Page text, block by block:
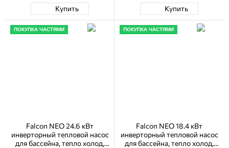
Купить Купить
ПОКУПКА ЧАСТЯМИ
Falcon NEO 24.6 кВт
инверторный тепловой насос
для бассейна, тепло холод,
ПОКУПКА ЧАСТЯМИ
Falcon NEO 18.4 кВт
инверторный тепловой насос
для бассейна, тепло холод,